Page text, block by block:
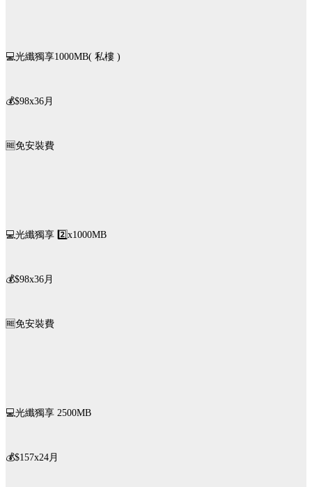
💻光纖獨享1000MB( 私樓 )
💰$98x36月
🆓️免安裝費
💻光纖獨享 2️⃣x1000MB
💰$98x36月
🆓️免安裝費
💻光纖獨享 2500MB
💰$157x24月